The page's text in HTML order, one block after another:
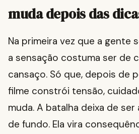
muda depois das
Na primeira vez que a gente
a sensação costuma ser de
cansaço. Só que, depois de
filme constrói tensão,
muda. A batalha deixa de
de fundo. Ela vira